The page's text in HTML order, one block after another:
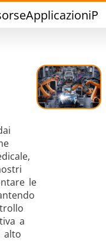
Applicazioni
a
le
a
alto